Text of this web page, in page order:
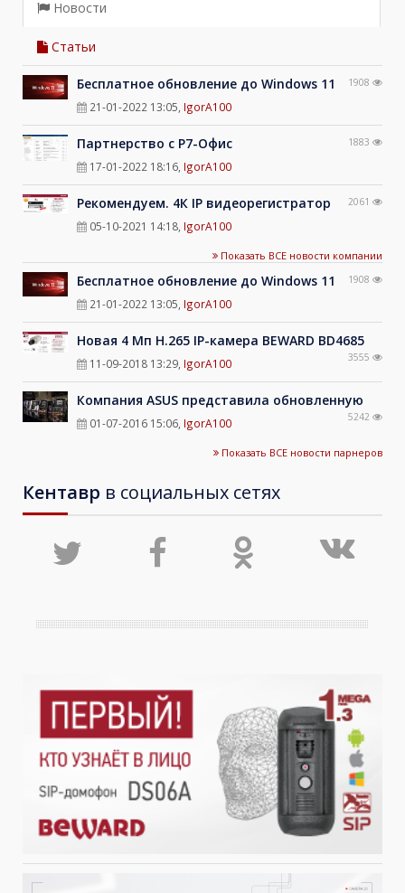
Новости
Статьи
Бесплатное обновление до Windows 11 1908
21-01-2022 13:05, IgorA100
Партнерство с Р7-Офис 1883
17-01-2022 18:16, IgorA100
Рекомендуем. 4К IP видеорегистратор 2061
05-10-2021 14:18, IgorA100
Показать ВСЕ новости компании
Бесплатное обновление до Windows 11 1908
21-01-2022 13:05, IgorA100
Новая 4 Мп H.265 IP-камера BEWARD BD4685
3555
11-09-2018 13:29, IgorA100
Компания ASUS представила обновленную
5242
01-07-2016 15:06, IgorA100
Показать ВСЕ новости парнеров
Кентавр в социальных сетях